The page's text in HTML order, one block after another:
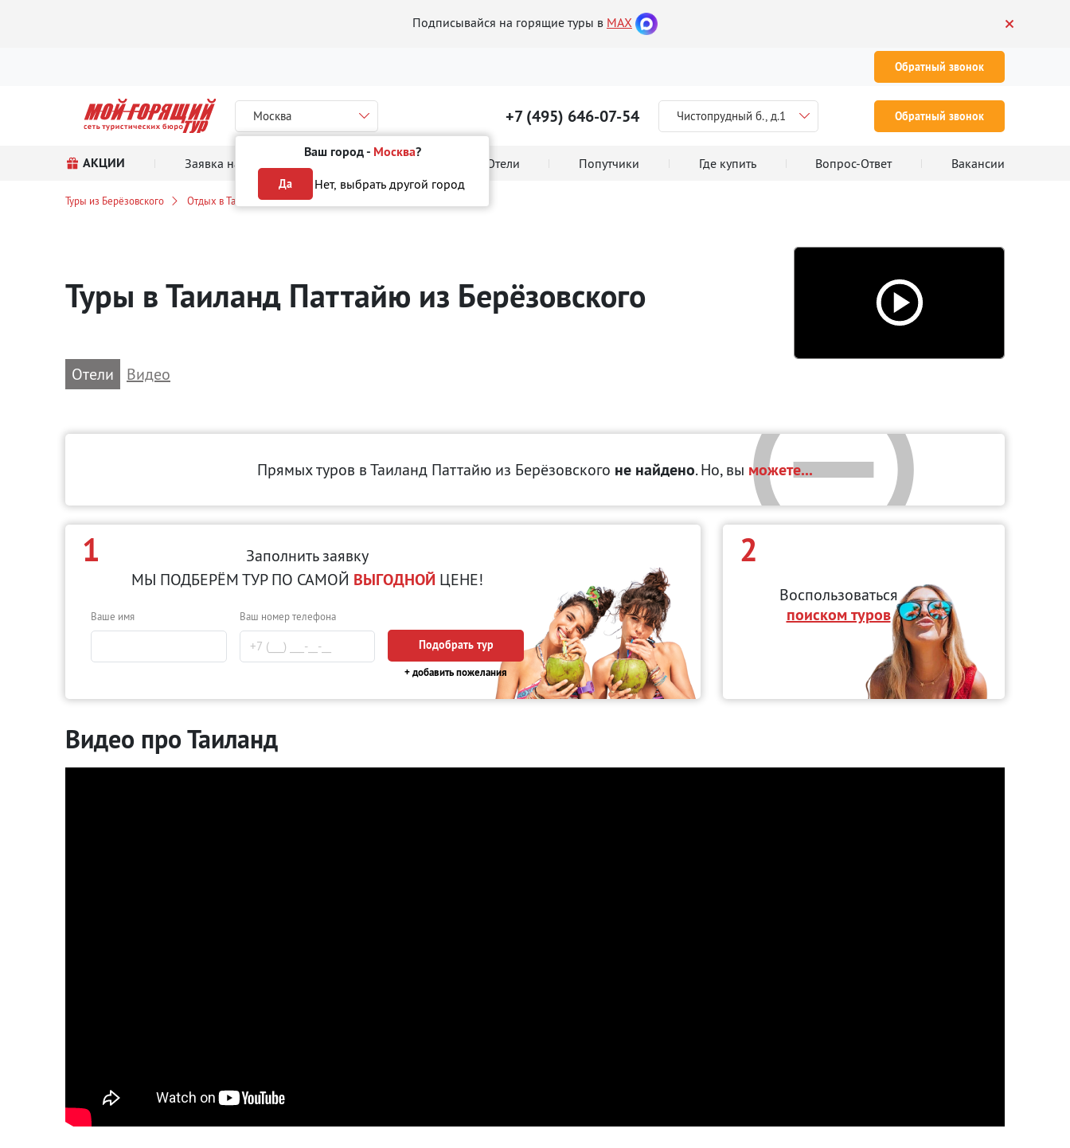
Подписывайся на горящие туры в MAX
Обратный звонок
Москва
Ваш город - Москва?
Да Нет, выбрать другой город
+7 (495) 646-07-54 Чистопрудный б., д.1 Обратный звонок
АКЦИИ Заявка на тур Поиск тура онлайн Отели Попутчики Где купить Вопрос-Ответ Вакансии
Туры из Берёзовского Отдых в Таиланде Паттайя
Туры в Таиланд Паттайю из Берёзовского
Отели Видео
Прямых туров в Таиланд Паттайю из Берёзовского не найдено. Но, вы можете...
1
Заполнить заявку
МЫ ПОДБЕРЁМ ТУР ПО САМОЙ ВЫГОДНОЙ ЦЕНЕ!
Ваше имя Ваш номер телефона
Подобрать тур
+ добавить пожелания
2
Воспользоваться
поиском туров
Видео про Таиланд